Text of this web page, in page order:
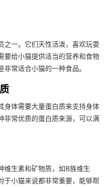
之一。它们天性活泼，喜欢玩耍
要给小猫提供适当的营养和食物
常适合小猫的一种食品。
身体需要大量蛋白质来支持身体
非常优质的蛋白质来源，可以满
维生素和矿物质，如B族维生
于小猫来说都非常重要，能够帮